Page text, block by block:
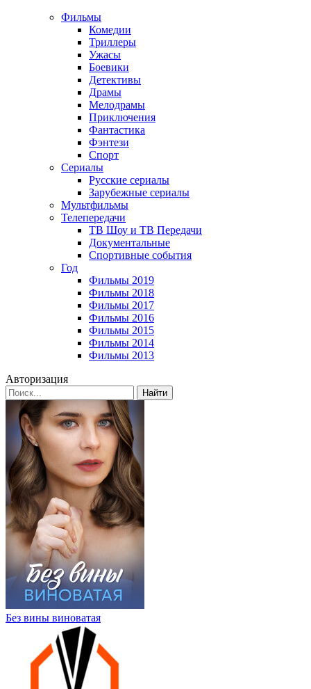
Фильмы
Комедии
Триллеры
Ужасы
Боевики
Детективы
Драмы
Мелодрамы
Приключения
Фантастика
Фэнтези
Спорт
Сериалы
Русские сериалы
Зарубежные сериалы
Мультфильмы
Телепередачи
ТВ Шоу и ТВ Передачи
Документальные
Спортивные события
Год
Фильмы 2019
Фильмы 2018
Фильмы 2017
Фильмы 2016
Фильмы 2015
Фильмы 2014
Фильмы 2013
Авторизация
Найти
Без вины виноватая